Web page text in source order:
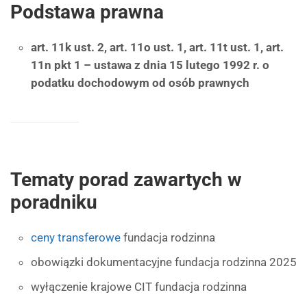
Podstawa prawna
art. 11k ust. 2, art. 11o ust. 1, art. 11t ust. 1, art.
11n pkt 1 – ustawa z dnia 15 lutego 1992 r. o
podatku dochodowym od osób prawnych
Tematy porad zawartych w
poradniku
ceny transferowe fundacja rodzinna
obowiązki dokumentacyjne fundacja rodzinna 2025
wyłączenie krajowe CIT fundacja rodzinna